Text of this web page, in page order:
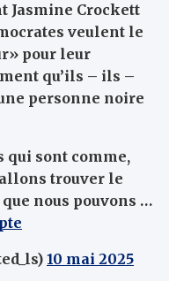
Jasmine Crockett
veulent le
pour leur
qu’ils – ils –
personne noire
qui sont comme,
allons trouver le
nous pouvons …
10 mai 2025